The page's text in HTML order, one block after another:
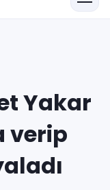
Yakar
verip